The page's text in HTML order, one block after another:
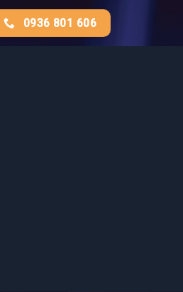
0936 801 606